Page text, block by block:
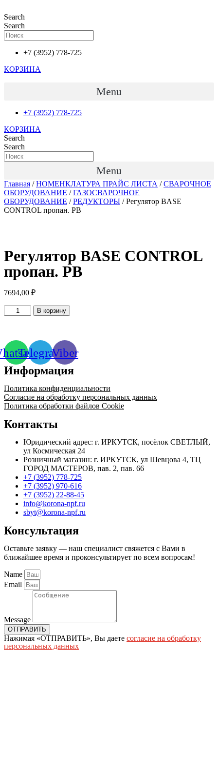
к
содержимому
Search
Search
+7 (3952) 778-725
КОРЗИНА
Menu
+7 (3952) 778-725
КОРЗИНА
Search
Search
Menu
Главная /НОМЕНКЛАТУРА ПРАЙС ЛИСТА /СВАРОЧНОЕ
ОБОРУДОВАНИЕ /ГАЗОСВАРОЧНОЕ
ОБОРУДОВАНИЕ /РЕДУКТОРЫ / Регулятор BASE
CONTROL пропан. PB
Регулятор BASE CONTROL
пропан. PB
7694,00 ₽
Количество
товара
CONTROL
пропан.
PB
В корзину
TelegramViber
Информация
Политика конфиденциальности
Согласие на обработку персональных данных
Политика обработки файлов Cookie
Контакты
Юридический адрес: г. ИРКУТСК, посёлок СВЕТЛЫЙ,
ул Космическая 24
Розничный магазин: г. ИРКУТСК, ул Шевцова 4, ТЦ
ГОРОД МАСТЕРОВ, пав. 2, пав. 66
+7 (3952) 778-725
+7 (3952) 970-616
+7 (3952) 22-88-45
info@korona-npf.ru
sbyt@korona-npf.ru
Консультация
Оставьте заявку — наш специалист свяжется с Вами в
ближайшее время и проконсультирует по всем вопросам!
Name
Email
Message
ОТПРАВИТЬ
Нажимая «ОТПРАВИТЬ», Вы даете согласие на обработку
персональных данных